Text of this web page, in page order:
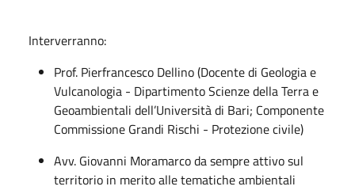
Interverranno:
Prof. Pierfrancesco Dellino (Docente di Geologia e
Vulcanologia - Dipartimento Scienze della Terra e
Geoambientali dell’Università di Bari; Componente
Commissione Grandi Rischi - Protezione civile)
Avv. Giovanni Moramarco da sempre attivo sul
territorio in merito alle tematiche ambientali